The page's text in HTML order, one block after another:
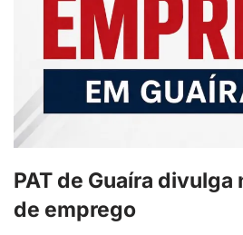
PAT de Guaíra divulga
de emprego